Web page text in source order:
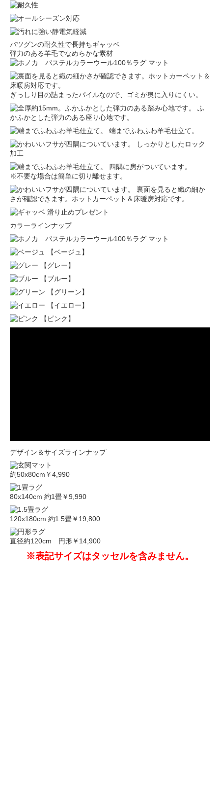
バツグンの耐久性で長持ちギャッベ
弾力のある羊毛でなめらかな素材
ぎっしり目の詰まったパイルなので、ゴミが奥に入りにくい。
ふ
かふかとした弾力のある座り心地です。
端までふわふわ羊毛仕立て。
しっかりとしたロック
加工
四隅に房がついています。
※不要な場合は簡単に切り離せます。
裏面を見ると織の細か
さが確認できます。ホットカーペット＆床暖房対応です。
カラーラインナップ
【ベージュ】
【グレー】
【ブルー】
【グリーン】
【イエロー】
【ピンク】
デザイン＆サイズラインナップ
約50x80cm ￥4,990
80x140cm 約1畳￥9,990
120x180cm 約1.5畳￥19,800
直径約120cm 円形￥14,900
※表記サイズはタッセルを含みません。